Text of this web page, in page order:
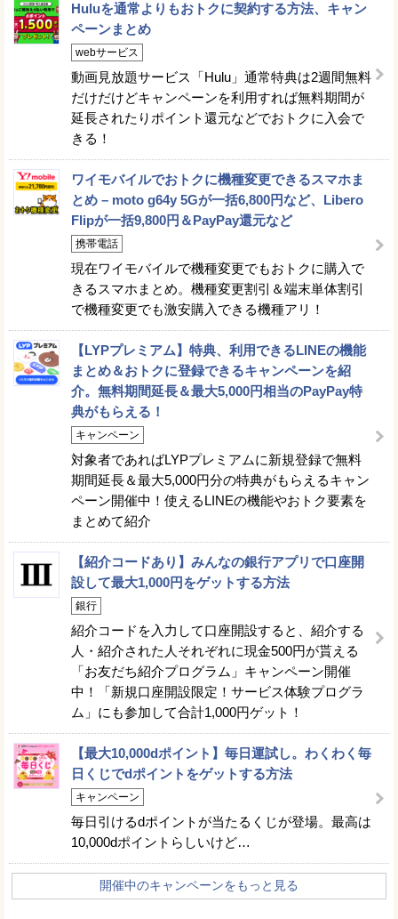
Huluを通常よりもおトクに契約する方法、キャン
ペーンまとめ
webサービス
動画見放題サービス「Hulu」通常特典は2週間無料
だけだけどキャンペーンを利用すれば無料期間が
延長されたりポイント還元などでおトクに入会で
きる！
ワイモバイルでおトクに機種変更できるスマホま
とめ – moto g64y 5Gが一括6,800円など、Libero
Flipが一括9,800円＆PayPay還元など
携帯電話
現在ワイモバイルで機種変更でもおトクに購入で
きるスマホまとめ。機種変更割引＆端末単体割引
で機種変更でも激安購入できる機種アリ！
【LYPプレミアム】特典、利用できるLINEの機能
まとめ＆おトクに登録できるキャンペーンを紹
介。無料期間延長＆最大5,000円相当のPayPay特
典がもらえる！
キャンペーン
対象者であればLYPプレミアムに新規登録で無料
期間延長＆最大5,000円分の特典がもらえるキャン
ペーン開催中！使えるLINEの機能やおトク要素を
まとめて紹介
【紹介コードあり】みんなの銀行アプリで口座開
設して最大1,000円をゲットする方法
銀行
紹介コードを入力して口座開設すると、紹介する
人・紹介された人それぞれに現金500円が貰える
「お友だち紹介プログラム」キャンペーン開催
中！「新規口座開設限定！サービス体験プログラ
ム」にも参加して合計1,000円ゲット！
【最大10,000dポイント】毎日運試し。わくわく毎
日くじでdポイントをゲットする方法
キャンペーン
毎日引けるdポイントが当たるくじが登場。最高は
10,000dポイントらしいけど…
開催中のキャンペーンをもっと見る